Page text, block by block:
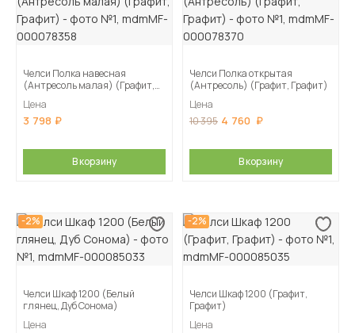
Челси Полка навесная
(Антресоль малая) (Графит,
Цена
3 798
В корзину
Челси Полка открытая
(Антресоль) (Графит, Графит)
Цена
10 395 4 760
В корзину
-2%
Челси Шкаф 1200 (Белый
глянец, Дуб Сонома)
Цена
-2%
Челси Шкаф 1200 (Графит,
Графит)
Цена